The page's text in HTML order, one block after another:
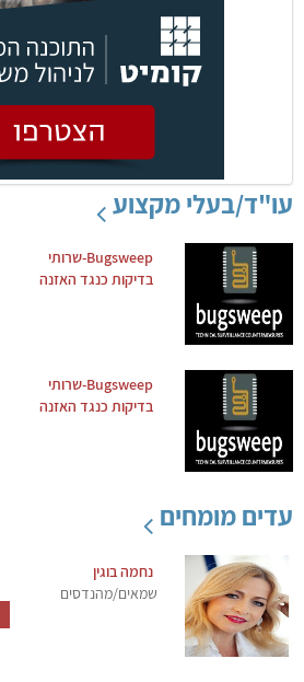
עו"ד/בעלי מקצוע
Bugsweep-שרותי
בדיקות כנגד האזנה
Bugsweep-שרותי
בדיקות כנגד האזנה
עדים מומחים
נחמה בוגין
שמאים/מהנדסים